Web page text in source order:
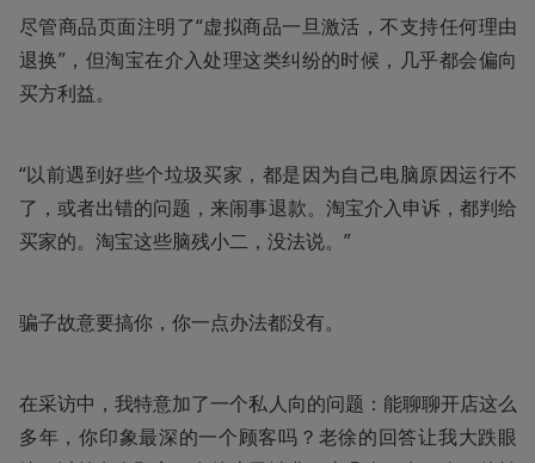
尽管商品页面注明了“虚拟商品一旦激活，不支持任何理由
退换”，但淘宝在介入处理这类纠纷的时候，几乎都会偏向
买方利益。
“以前遇到好些个垃圾买家，都是因为自己电脑原因运行不
了，或者出错的问题，来闹事退款。淘宝介入申诉，都判给
买家的。淘宝这些脑残小二，没法说。”
骗子故意要搞你，你一点办法都没有。
在采访中，我特意加了一个私人向的问题：能聊聊开店这么
多年，你印象最深的一个顾客吗？老徐的回答让我大跌眼